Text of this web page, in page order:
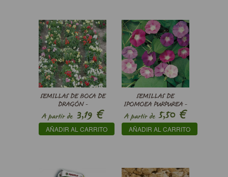
SEMILLAS DE BOCA DE
DRAGÓN -
ANTIRRHINUM MAJUS
PUMILUM KIMOSY
MIXED -
A partir de3,19 €
AÑADIR AL CARRITO
SEMILLAS DE
IPOMOEA PURPUREA -
CAMPANILLA MORADA
A partir de5,50 €
AÑADIR AL CARRITO